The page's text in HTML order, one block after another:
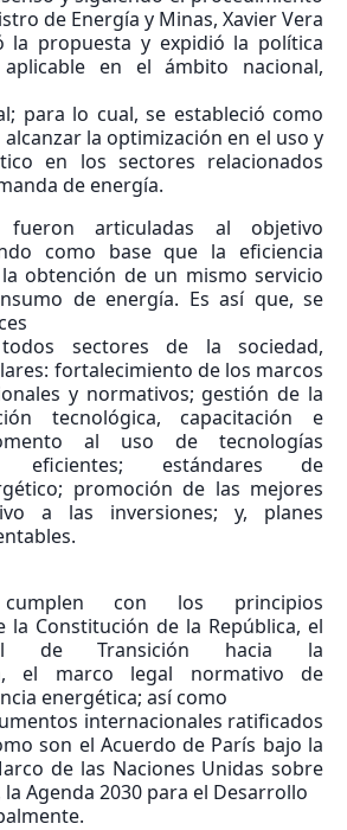
de Energía y Minas, Xavier Vera
la propuesta y expidió la política
en el ámbito nacional,
para lo cual, se estableció como
la optimización en el uso y
en los sectores relacionados
de energía.
fueron articuladas al objetivo
como base que la eficiencia
obtención de un mismo servicio
de energía. Es así que, se
sectores de la sociedad,
fortalecimiento de los marcos
y normativos; gestión de la
tecnológica, capacitación e
al uso de tecnologías
eficientes; estándares de
promoción de las mejores
a las inversiones; y, planes
con los principios
la Constitución de la República, el
de Transición hacia la
el marco legal normativo de
energética; así como
internacionales ratificados
son el Acuerdo de París bajo la
de las Naciones Unidas sobre
Agenda 2030 para el Desarrollo